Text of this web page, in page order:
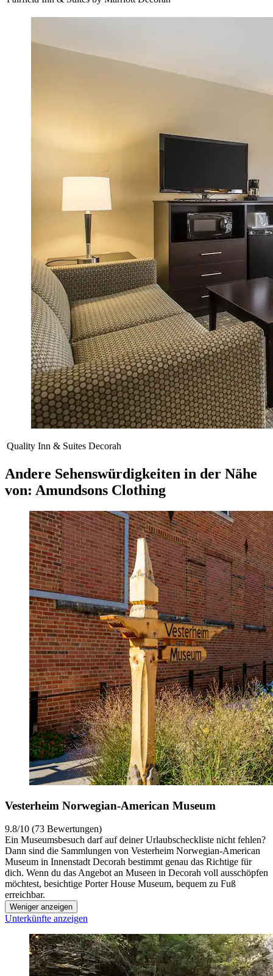
Quality Inn & Suites Decorah
Andere Sehenswürdigkeiten in der Nähe
von: Amundsons Clothing
Vesterheim Norwegian-American Museum
9.8/10 (73 Bewertungen)
Ein Museumsbesuch darf auf deiner Urlaubscheckliste nicht fehlen?
Dann sind die Sammlungen von Vesterheim Norwegian-American
Museum in Innenstadt Decorah bestimmt genau das Richtige für
dich. Wenn du das Angebot an Museen in Decorah voll ausschöpfen
möchtest, besichtige Porter House Museum, bequem zu Fuß
erreichbar.
Weniger anzeigen
Unterkünfte anzeigen